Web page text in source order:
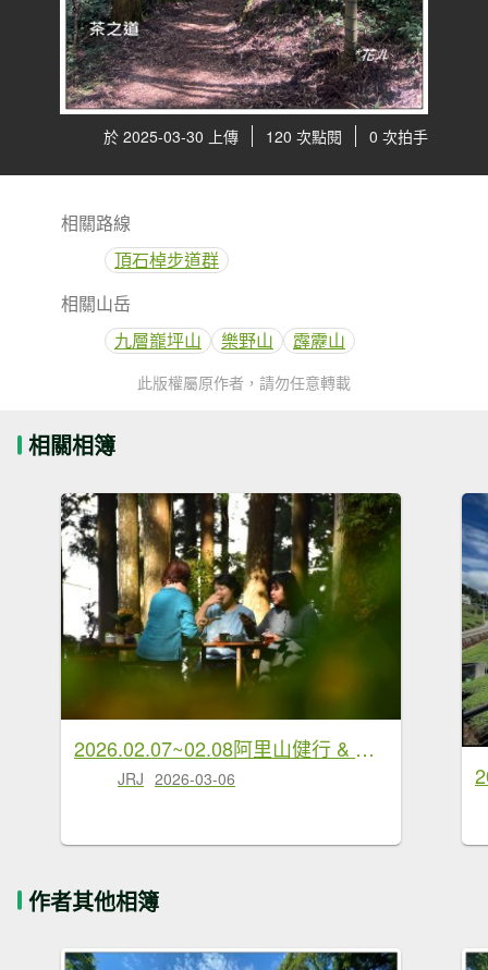
於 2025-03-30 上傳 120 次點閱 0 次拍手
相關路線
頂石棹步道群
相關山岳
九層巃坪山
樂野山 霹靂山
此版權屬原作者，請勿任意轉載
相關相簿
2026.02.07~02.08阿里山健行 & 阿里山石棹森林茶席(嘉義/登山/JRJ紀錄分
JRJ 2026-03-06
作者其他相簿